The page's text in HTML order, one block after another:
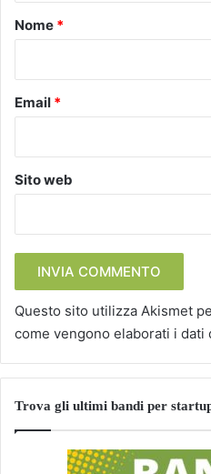
o
Nome *
Email *
Sito web
Questo sito utilizza Akismet
come vengono elaborati i dati
Trova gli ultimi bandi per